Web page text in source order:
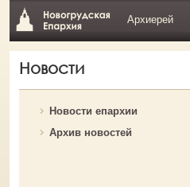
Архиерей
Новости
Новости епархии
Архив новостей